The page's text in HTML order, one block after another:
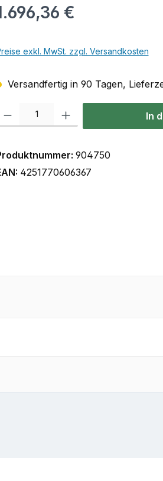
Preis:€
exkl. MwSt. zzgl. Versandkosten
Versandfertig in 90 Tagen,
Produkt Anzahl: Gib den gewünschten
In
904750
4251770606367